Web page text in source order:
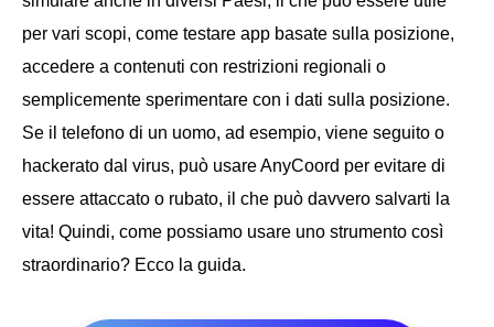
per vari scopi, come testare app basate sulla posizione,
accedere a contenuti con restrizioni regionali o
semplicemente sperimentare con i dati sulla posizione.
Se il telefono di un uomo, ad esempio, viene seguito o
hackerato dal virus, può usare AnyCoord per evitare di
essere attaccato o rubato, il che può davvero salvarti la
vita! Quindi, come possiamo usare uno strumento così
straordinario? Ecco la guida.